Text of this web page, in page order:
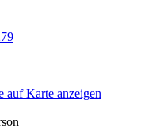
auf Karte anzeigen